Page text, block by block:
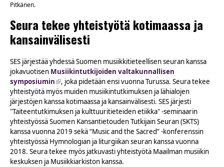
Pitkänen.
Seura tekee yhteistyötä kotimaassa ja
kansainvälisesti
SES järjestää yhdessä Suomen musiikkitieteellisen seuran kanssa
jokavuotisen Musiikintutkijoiden valtakunnallisen
symposiumin(link is external)
, joka pidetään ensi vuonna Turussa. Seura tekee
yhteistyötä myös muiden musiikintutkimuksen ja lähialojen
järjestöjen kanssa kotimaassa ja kansainvälisesti. SES järjesti
"Taiteentutkimuksen ja kulttuuritieteiden etiikka" -seminaarin
yhteistyössä Suomen Kansantietouden Tutkijain Seuran (SKTS)
kanssa vuonna 2019 sekä “Music and the Sacred” -konferenssin
yhteistyössä Hymnologian ja liturgiikan seuran kanssa vuonna
2018. Seura tekee myös jatkuvasti yhteistyötä Maailman musiikin
keskuksen ja Musiikkiarkiston kanssa.